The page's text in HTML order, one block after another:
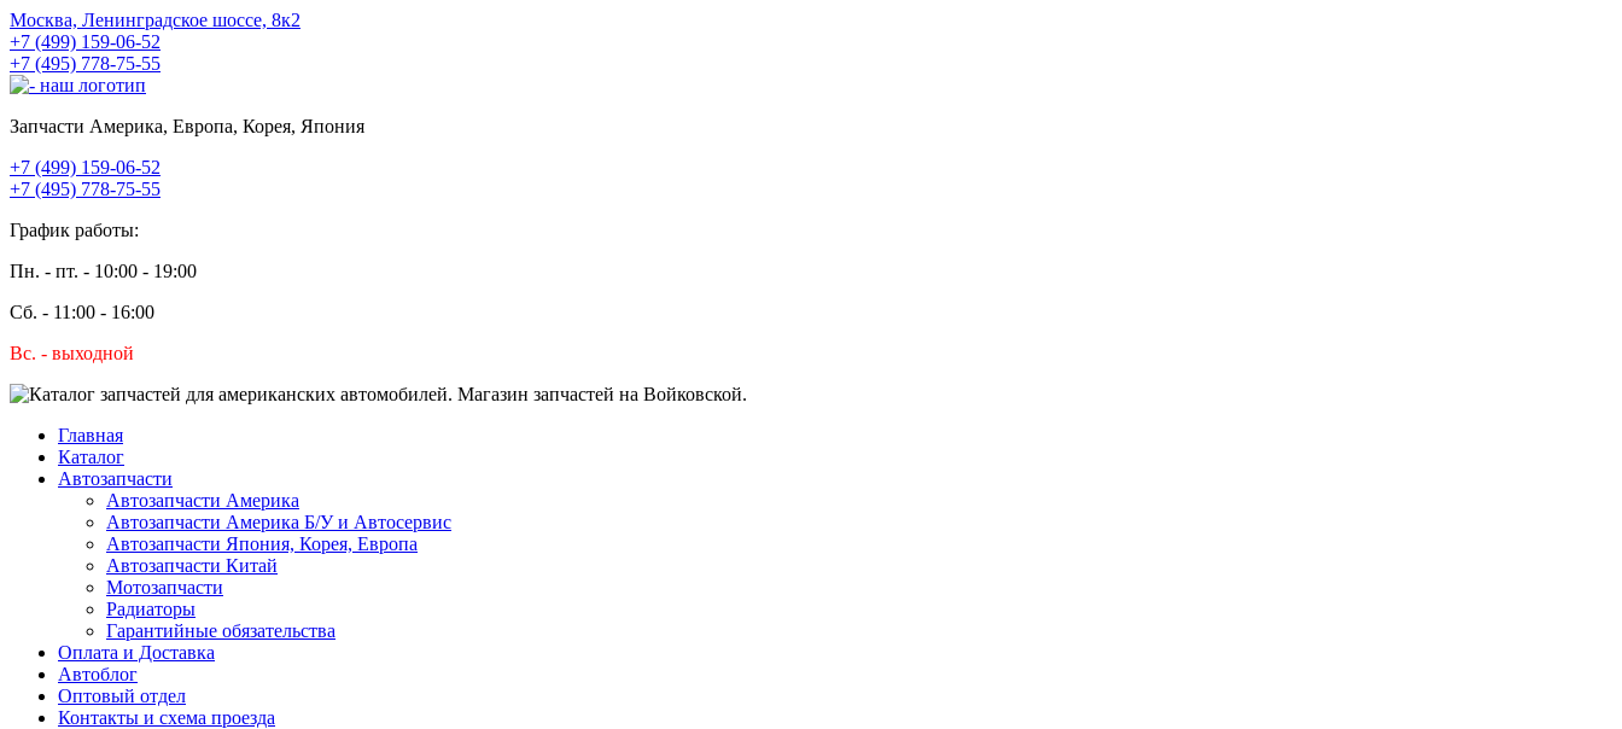
Москва, Ленинградское шоссе, 8к2
+7 (499) 159-06-52
+7 (495) 778-75-55
Запчасти Америка, Европа, Корея, Япония
+7 (499) 159-06-52
+7 (495) 778-75-55
График работы:
Пн. - пт. - 10:00 - 19:00
Сб. - 11:00 - 16:00
Вс. - выходной
Главная
Каталог
Автозапчасти
Автозапчасти Америка
Автозапчасти Америка Б/У и Автосервис
Автозапчасти Япония, Корея, Европа
Автозапчасти Китай
Мотозапчасти
Радиаторы
Гарантийные обязательства
Оплата и Доставка
Автоблог
Оптовый отдел
Контакты и схема проезда